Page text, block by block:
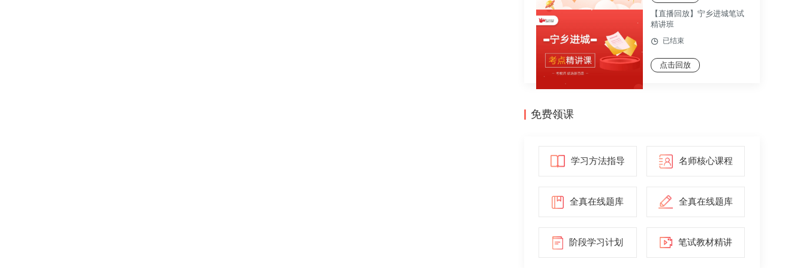
【直播回放】宁乡进城笔试
精讲班
已结束
点击回放
免费领课
学习方法指导 名师核心课程
全真在线题库 全真在线题库
阶段学习计划 笔试教材精讲